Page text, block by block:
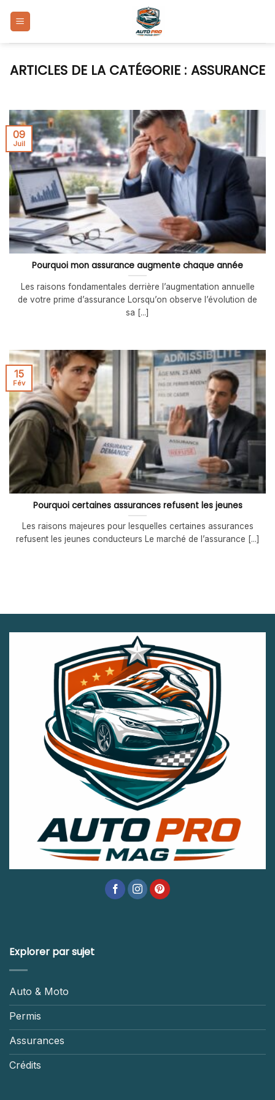
ASSURANCE
Pourquoi mon assurance augmente chaque année
Les raisons fondamentales derrière l’augmentation annuelle
de votre prime d’assurance Lorsqu’on observe l’évolution de
sa [...]
09
Juil
Pourquoi certaines assurances refusent les jeunes
Les raisons majeures pour lesquelles certaines assurances
refusent les jeunes conducteurs Le marché de l’assurance [...]
15
Fév
Explorer par sujet
Auto & Moto
Permis
Assurances
Crédits